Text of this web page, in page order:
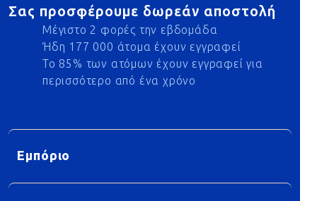
Σας προσφέρουμε δωρεάν αποστολή
Μέγιστο 2 φορές την εβδομάδα
Ήδη 177 000 άτομα έχουν εγγραφεί
Το 85% των ατόμων έχουν εγγραφεί για
περισσότερο από ένα χρόνο
Εμπόριο